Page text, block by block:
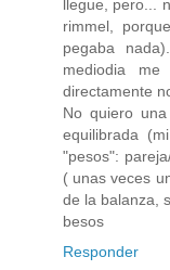
llegue, pero...
rimmel,
pegaba
mediodia
directamente
No quiero
equilibrada
"pesos":
( unas veces
de la balanza,
besos
Responder